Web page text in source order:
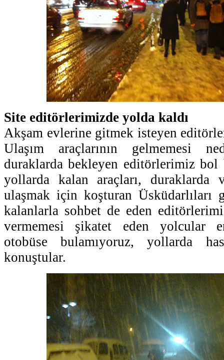
Site editörlerimizde yolda kaldı
Akşam evlerine gitmek isteyen
Ulaşım araçlarının gelmemesi
duraklarda bekleyen editörlerimiz
yollarda kalan araçları, duraklarda
ulaşmak için koşturan Üsküdarlıları
kalanlarla sohbet de eden
vermemesi şikatet eden yolcular
otobüse bulamıyoruz, yollarda
konuştular.